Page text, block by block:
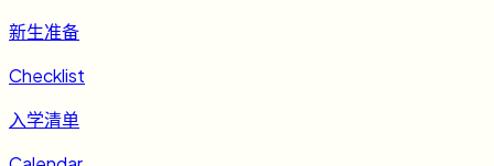
新生准备
Checklist
入学清单